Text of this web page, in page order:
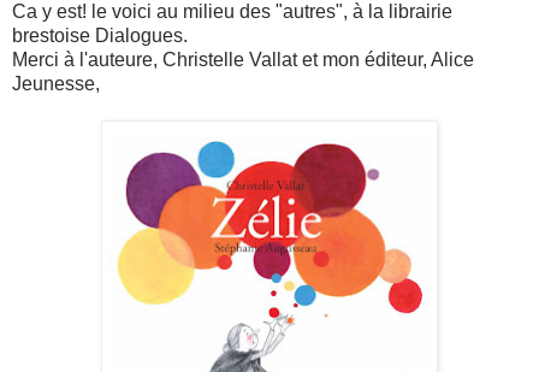
Ca y est! le voici au milieu des "autres", à la librairie
brestoise Dialogues.
Merci à l'auteure, Christelle Vallat et mon éditeur, Alice
Jeunesse,